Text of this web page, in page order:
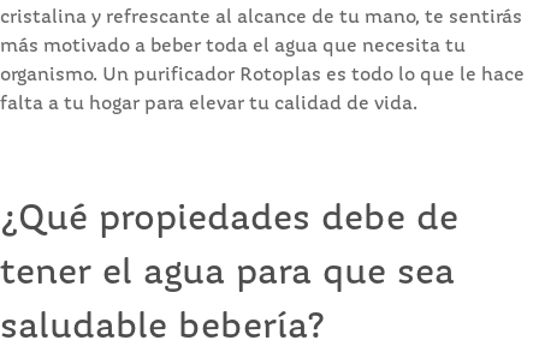
cristalina y refrescante al alcance de tu mano, te sentirás
más motivado a beber toda el agua que necesita tu
organismo. Un purificador Rotoplas es todo lo que le hace
falta a tu hogar para elevar tu calidad de vida.
¿Qué propiedades debe de
tener el agua para que sea
saludable bebería?